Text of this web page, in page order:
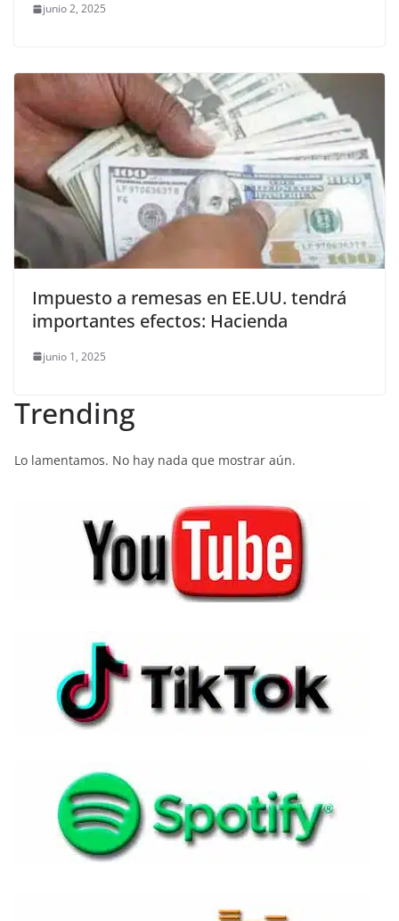
junio 2, 2025
Impuesto a remesas en EE.UU. tendrá
importantes efectos: Hacienda
junio 1, 2025
Trending
Lo lamentamos. No hay nada que mostrar aún.